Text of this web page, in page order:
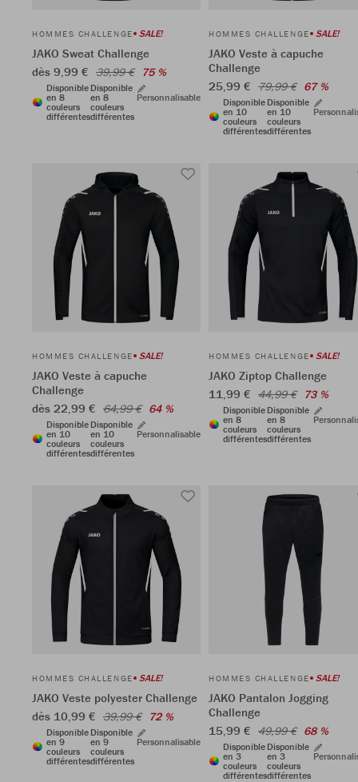
HOMMES CHALLENGE SALE!
JAKO Sweat Challenge
dès 9,99 € 39,99 € 75 %
Disponible
en 8
couleurs
différentes
Disponible
en 8
couleurs
différentes
Personnalisable
HOMMES CHALLENGE SALE!
JAKO Veste à capuche
Challenge
25,99 € 79,99 € 67 %
Disponible
en 10
couleurs
différentes
Disponible
en 10
couleurs
différentes
HOMMES CHALLENGE SALE!
JAKO Veste à capuche
Challenge
dès 22,99 € 64,99 € 64 %
Disponible
en 10
couleurs
différentes
Disponible
en 10
couleurs
différentes
Personnalisable
HOMMES CHALLENGE SALE!
JAKO Ziptop Challenge
11,99 € 44,99 € 73 %
Disponible
en 8
couleurs
différentes
Disponible
en 8
couleurs
différentes
HOMMES CHALLENGE SALE!
JAKO Veste polyester Challenge
dès 10,99 € 39,99 € 72 %
Disponible
en 9
couleurs
différentes
Disponible
en 9
couleurs
différentes
Personnalisable
HOMMES CHALLENGE SALE!
JAKO Pantalon Jogging
Challenge
15,99 € 49,99 € 68 %
Disponible
en 3
couleurs
différentes
Disponible
en 3
couleurs
différentes